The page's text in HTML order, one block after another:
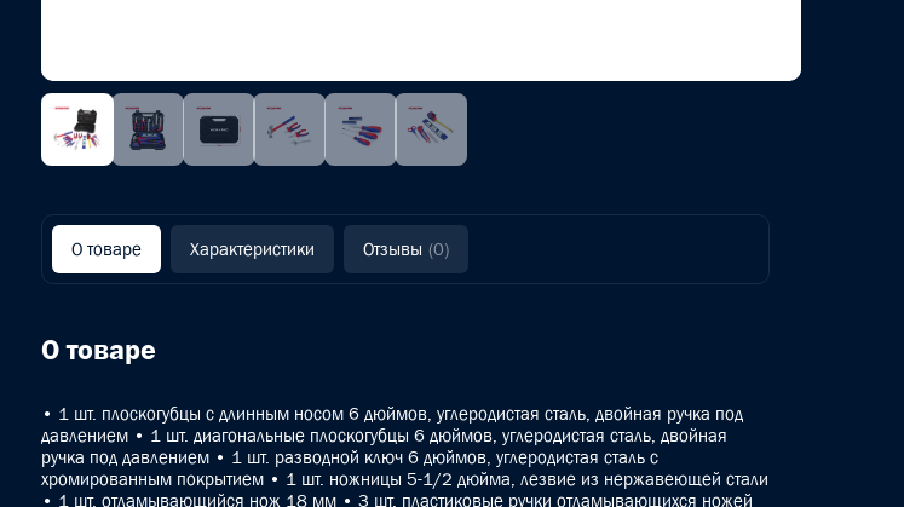
О товаре Характеристики Отзывы (0)
О товаре
• 1 шт. плоскогубцы с длинным носом 6 дюймов, углеродистая сталь, двойная ручка под
давлением • 1 шт. диагональные плоскогубцы 6 дюймов, углеродистая сталь, двойная
ручка под давлением • 1 шт. разводной ключ 6 дюймов, углеродистая сталь с
хромированным покрытием • 1 шт. ножницы 5-1/2 дюйма, лезвие из нержавеющей стали
• 1 шт. отламывающийся нож 18 мм • 3 шт. пластиковые ручки отламывающихся ножей